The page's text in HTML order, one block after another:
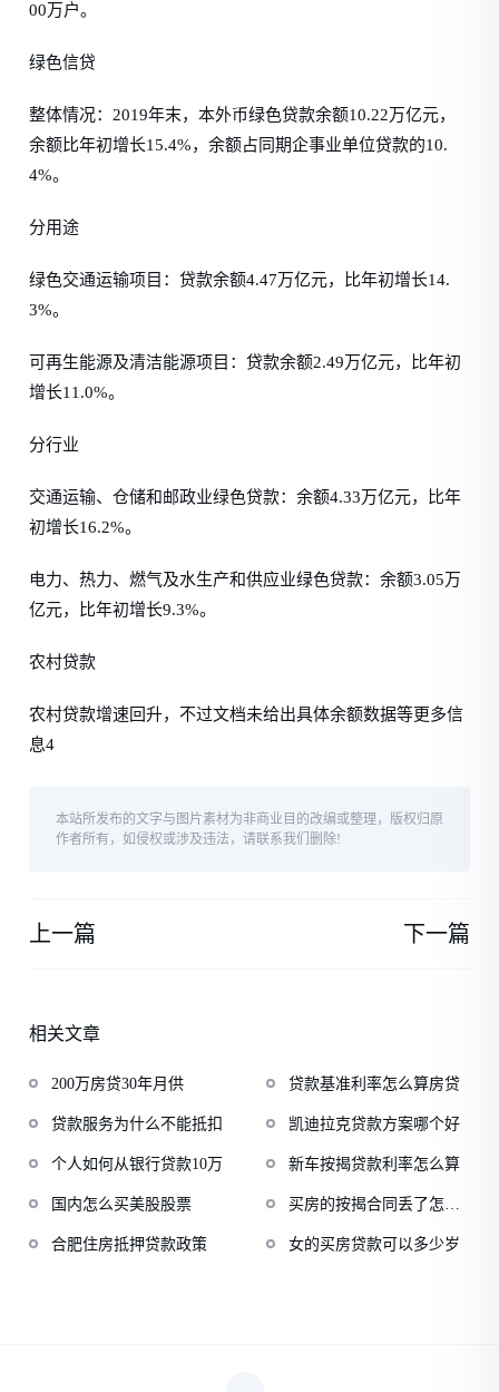
00万户。
绿色信贷
整体情况：2019年末，本外币绿色贷款余额10.22万亿元，
余额比年初增长15.4%，余额占同期企事业单位贷款的10.
4%。
分用途
绿色交通运输项目：贷款余额4.47万亿元，比年初增长14.
3%。
可再生能源及清洁能源项目：贷款余额2.49万亿元，比年初
增长11.0%。
分行业
交通运输、仓储和邮政业绿色贷款：余额4.33万亿元，比年
初增长16.2%。
电力、热力、燃气及水生产和供应业绿色贷款：余额3.05万
亿元，比年初增长9.3%。
农村贷款
农村贷款增速回升，不过文档未给出具体余额数据等更多信
息4
本站所发布的文字与图片素材为非商业目的改编或整理，版权归原
作者所有，如侵权或涉及违法，请联系我们删除!
上一篇 下一篇
相关文章
200万房贷30年月供 贷款基准利率怎么算房贷
贷款服务为什么不能抵扣 凯迪拉克贷款方案哪个好
个人如何从银行贷款10万 新车按揭贷款利率怎么算
国内怎么买美股股票
买房的按揭合同丢了怎么
合肥住房抵押贷款政策
女的买房贷款可以多少岁